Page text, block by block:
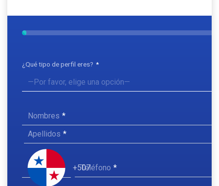
¿Qué tipo de perfil eres?
Nombres
Apellidos
+507Teléfono